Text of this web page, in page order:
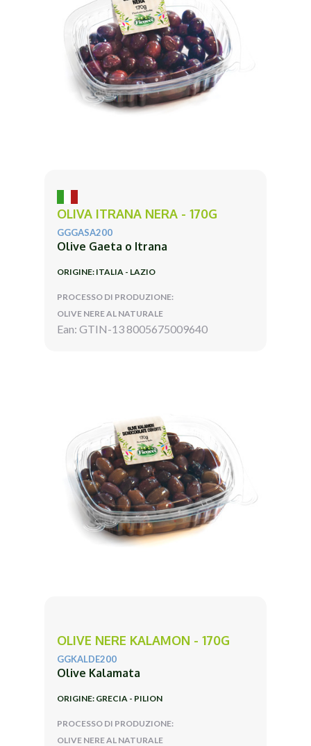
OLIVA ITRANA NERA - 170G
GGGASA200
Olive Gaeta o Itrana
ORIGINE: ITALIA - LAZIO
PROCESSO DI PRODUZIONE:
OLIVE NERE AL NATURALE
Ean: GTIN-13 8005675009640
OLIVE NERE KALAMON - 170G
GGKALDE200
Olive Kalamata
ORIGINE: GRECIA - PILION
PROCESSO DI PRODUZIONE:
OLIVE NERE AL NATURALE